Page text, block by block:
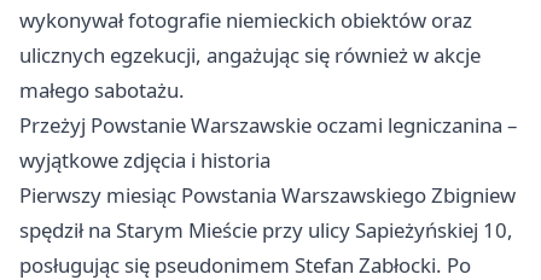
wykonywał fotografie niemieckich obiektów oraz
ulicznych egzekucji, angażując się również w akcje
małego sabotażu.
Przeżyj Powstanie Warszawskie oczami legniczanina –
wyjątkowe zdjęcia i historia
Pierwszy miesiąc Powstania Warszawskiego Zbigniew
spędził na Starym Mieście przy ulicy Sapieżyńskiej 10,
posługując się pseudonimem Stefan Zabłocki. Po